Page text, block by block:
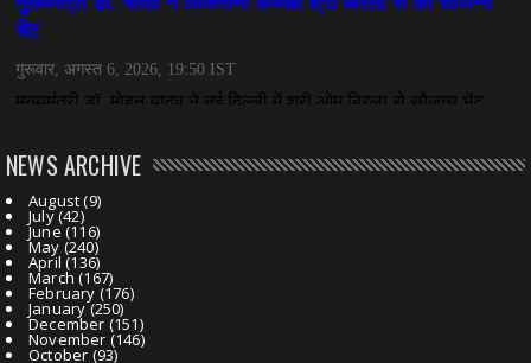
NEWS ARCHIVE
August(9)
July(42)
June(116)
May (240)
April (136)
March (167)
February (176)
January(250)
December (151)
November (146)
October (93)